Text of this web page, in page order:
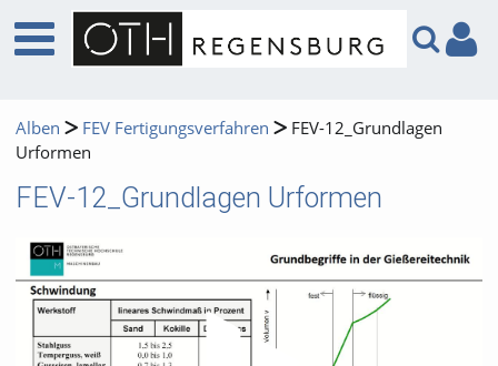
Alben FEV Fertigungsverfahren
FEV-12_Grundlagen
Urformen
FEV-12_Grundlagen Urformen